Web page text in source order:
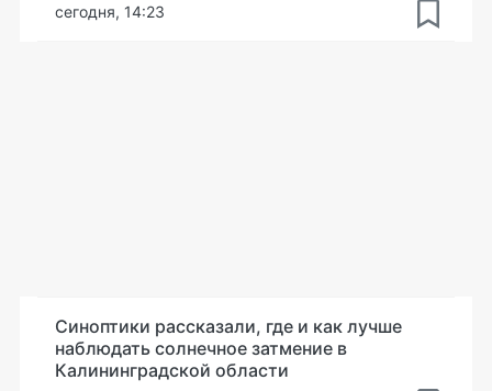
сегодня, 14:23
Синоптики рассказали, где и как лучше
наблюдать солнечное затмение в
Калининградской области